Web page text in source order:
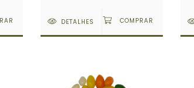
DETALHES